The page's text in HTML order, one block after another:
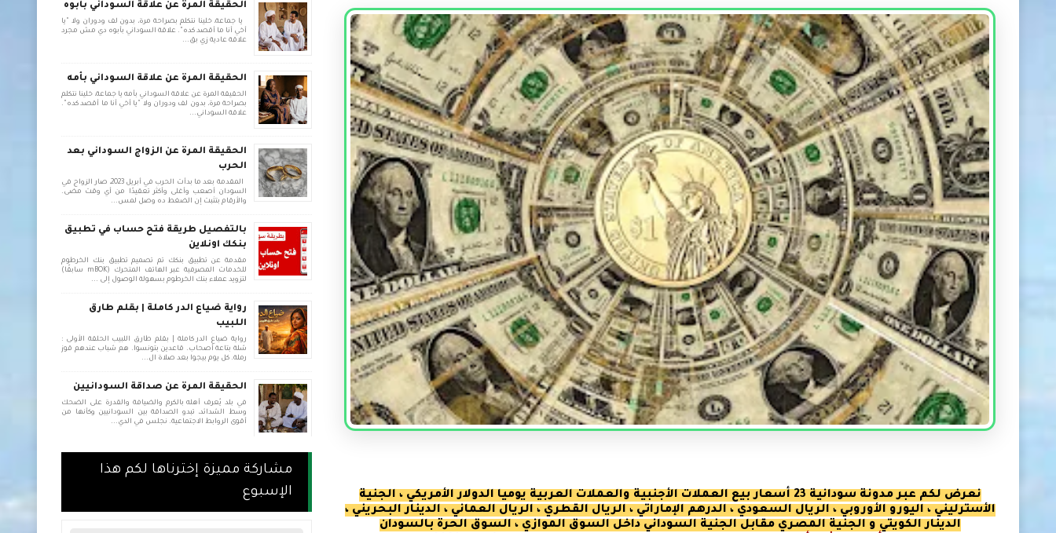
نعرض لكم عبر مدونة سودانية 23 أسعار بيع العملات الأجنبية والعملات العربية يوميا الدولار الأمريكي ، الجنية
الأسترليني ، اليورو الأوروبي ، الريال السعودي ، الدرهم الإماراتي ، الريال القطري ، الريال العماني ، الدينار البحريني ،
الدينار الكويتي و الجنية المصري مقابل الجنية السوداني داخل السوق الموازي ، السوق الحرة بالسودان
الحقيقة المرة عن علاقة السوداني بأبوه
يا جماعة، خلينا نتكلم بصراحة مرة، بدون لف ودوران ولا "يا
أخي أنا ما أقصد كده". علاقة السوداني بأبوه دي مش مجرد
علاقة عادية زي بق...
الحقيقة المرة عن علاقة السوداني بأمه
الحقيقة المرة عن علاقة السوداني بأمه يا جماعة، خلينا نتكلم
بصراحة مرة، بدون لف ودوران ولا "يا أخي أنا ما أقصد كده".
علاقة السوداني...
الحقيقة المرة عن الزواج السوداني بعد
الحرب
المقدمة بعد ما بدأت الحرب في أبريل 2023، صار الزواج في
السودان أصعب وأغلى وأكثر تعقيدًا من أي وقت مضى.
والأرقام بتثبت إن الضغط ده وصل لمس...
بالتفصيل طريقة فتح حساب في تطبيق
بنكك اونلاين
مقدمة عن تطبيق بنكك تم تصميم تطبيق بنك الخرطوم
للخدمات المصرفية عبر الهاتف المتحرك (mBOK سابقًا)
لتزويد عملاء بنك الخرطوم بسهولة الوصول إلى ...
رواية ضياع الدر كاملة | بقلم طارق
اللبيب
رواية ضياع الدر كاملة | بقلم طارق اللبيب الحلقة الأولى :
شلة بتاعة أصحاب. قاعدين بتونسوا. هم شباب عندهم قوز
رملة. كل يوم بيجوا بعد صلاة ال...
الحقيقة المرة عن صداقة السودانيين
في بلد يُعرف أهله بالكرم والضيافة والقدرة على الضحك
وسط الشدائد، تبدو الصداقة بين السودانيين وكأنها من
أقوى الروابط الاجتماعية. نجلس في الدي...
مشاركة مميزة إخترناها لكم هذا
الإسبوع